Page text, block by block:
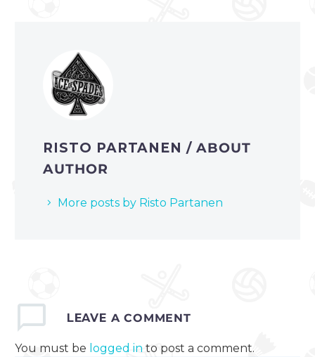
RISTO PARTANEN/ ABOUT
AUTHOR
More posts by Risto Partanen
LEAVE A COMMENT
You must be logged in to post a comment.